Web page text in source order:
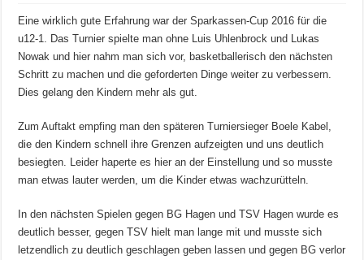
Eine wirklich gute Erfahrung war der Sparkassen-Cup 2016 für die
u12-1. Das Turnier spielte man ohne Luis Uhlenbrock und Lukas
Nowak und hier nahm man sich vor, basketballerisch den nächsten
Schritt zu machen und die geforderten Dinge weiter zu verbessern.
Dies gelang den Kindern mehr als gut.
Zum Auftakt empfing man den späteren Turniersieger Boele Kabel,
die den Kindern schnell ihre Grenzen aufzeigten und uns deutlich
besiegten. Leider haperte es hier an der Einstellung und so musste
man etwas lauter werden, um die Kinder etwas wachzurütteln.
In den nächsten Spielen gegen BG Hagen und TSV Hagen wurde es
deutlich besser, gegen TSV hielt man lange mit und musste sich
letzendlich zu deutlich geschlagen geben lassen und gegen BG verlor